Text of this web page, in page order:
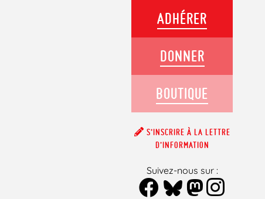
ADHÉRER
DONNER
BOUTIQUE
S’INSCRIRE À LA LETTRE
D’INFORMATION
Suivez-nous sur :